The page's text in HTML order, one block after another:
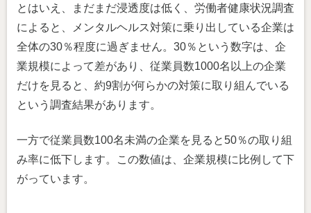
とはいえ、まだまだ浸透度は低く、労働者健康状況調査
によると、メンタルヘルス対策に乗り出している企業は
全体の30％程度に過ぎません。30％という数字は、企
業規模によって差があり、従業員数1000名以上の企業
だけを見ると、約9割が何らかの対策に取り組んでいる
という調査結果があります。
一方で従業員数100名未満の企業を見ると50％の取り組
み率に低下します。この数値は、企業規模に比例して下
がっています。